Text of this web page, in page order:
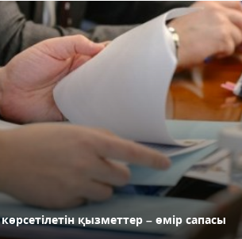
қызметтер – өмір сапасы